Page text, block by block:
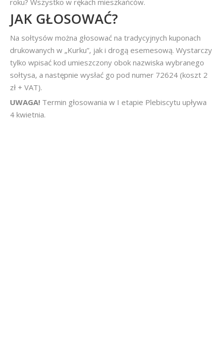
roku? Wszystko w rękach mieszkańców.
JAK GŁOSOWAĆ?
Na sołtysów można głosować na tradycyjnych kuponach
drukowanych w „Kurku”, jak i drogą esemesową. Wystarczy
tylko wpisać kod umieszczony obok nazwiska wybranego
sołtysa, a następnie wysłać go pod numer 72624 (koszt 2
zł + VAT).
UWAGA! Termin głosowania w I etapie Plebiscytu upływa
4 kwietnia.